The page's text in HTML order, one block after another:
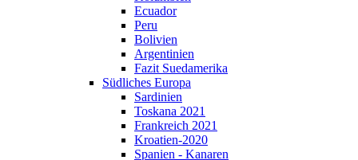
Ecuador
Peru
Bolivien
Argentinien
Fazit Suedamerika
Südliches Europa
Sardinien
Toskana 2021
Frankreich 2021
Kroatien-2020
Spanien - Kanaren